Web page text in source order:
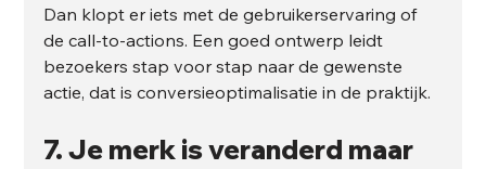
Dan klopt er iets met de gebruikerservaring of
de call-to-actions. Een goed ontwerp leidt
bezoekers stap voor stap naar de gewenste
actie, dat is conversieoptimalisatie in de praktijk.
7. Je merk is veranderd maar